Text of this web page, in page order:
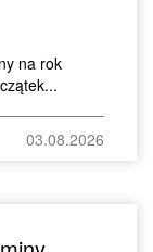
na rok
03.08.2026